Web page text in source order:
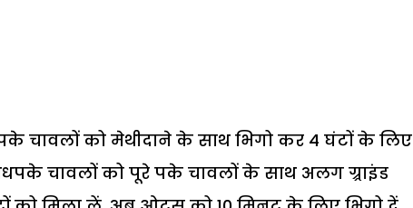
को मेथीदाने के साथ भिगो कर 4 घंटों के लिए
चावलों को पूरे पके चावलों के साथ अलग ग्र्राइंड